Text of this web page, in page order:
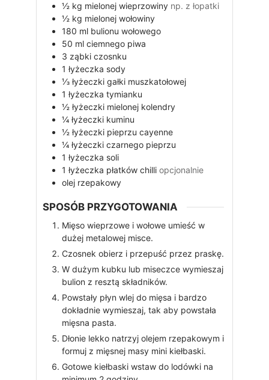
½ kg mielonej wieprzowiny np. z łopatki
½ kg mielonej wołowiny
180 ml bulionu wołowego
50 ml ciemnego piwa
3 ząbki czosnku
1 łyżeczka sody
⅓ łyżeczki gałki muszkatołowej
1 łyżeczka tymianku
½ łyżeczki mielonej kolendry
¼ łyżeczki kuminu
½ łyżeczki pieprzu cayenne
¼ łyżeczki czarnego pieprzu
1 łyżeczka soli
1 łyżeczka płatków chilli opcjonalnie
olej rzepakowy
SPOSÓB PRZYGOTOWANIA
Mięso wieprzowe i wołowe umieść w
dużej metalowej misce.
Czosnek obierz i przepuść przez praskę.
W dużym kubku lub miseczce wymieszaj
bulion z resztą składników.
Powstały płyn wlej do mięsa i bardzo
dokładnie wymieszaj, tak aby powstała
mięsna pasta.
Dłonie lekko natrzyj olejem rzepakowym i
formuj z mięsnej masy mini kiełbaski.
Gotowe kiełbaski wstaw do lodówki na